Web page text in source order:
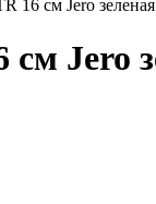
см Jero
Jero